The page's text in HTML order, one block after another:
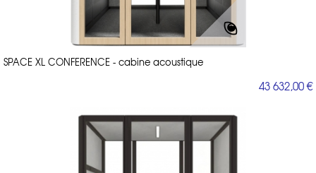
SPACE XL CONFERENCE - cabine acoustique
43 632,00 €